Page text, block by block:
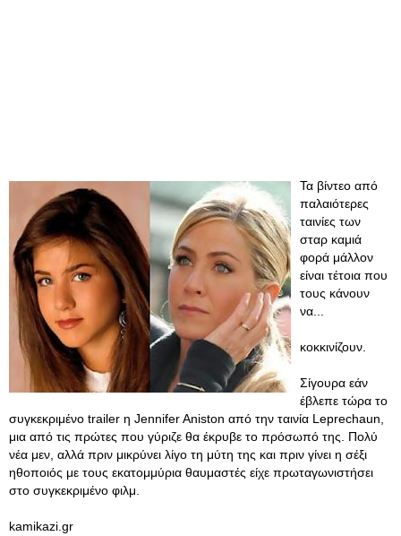
Τα βίντεο από
παλαιότερες
ταινίες των
σταρ καμιά
φορά μάλλον
είναι τέτοια που
τους κάνουν
να...
κοκκινίζουν.
Σίγουρα εάν
έβλεπε τώρα το
συγκεκριμένο trailer η Jennifer Aniston από την ταινία Leprechaun,
μια από τις πρώτες που γύριζε θα έκρυβε το πρόσωπό της. Πολύ
νέα μεν, αλλά πριν μικρύνει λίγο τη μύτη της και πριν γίνει η σέξι
ηθοποιός με τους εκατομμύρια θαυμαστές είχε πρωταγωνιστήσει
στο συγκεκριμένο φιλμ.
kamikazi.gr